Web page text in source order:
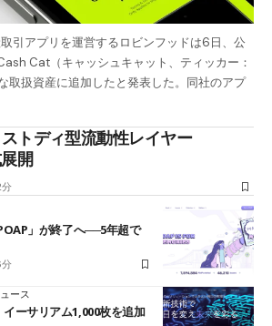
引アプリを運営するロビンフッドは6日、公
Cat（キャッシュキャット、ティッカー：
取扱資産に追加したと発表した。同社のアプ
トディ型流動性レイヤー
開
」が終了へ──5年超で
ース
ーサリアム1,000枚を追加